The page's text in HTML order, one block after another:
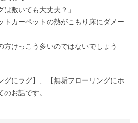
敷いても大丈夫？」
トカーペットの熱がこもり床にダメー
方けっこう多いのではないでしょう
グにラグ】、【無垢フローリングにホ
お話です。